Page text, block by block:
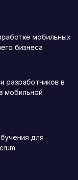
мобильных
бизнеса
разработчиков в
мобильной
для